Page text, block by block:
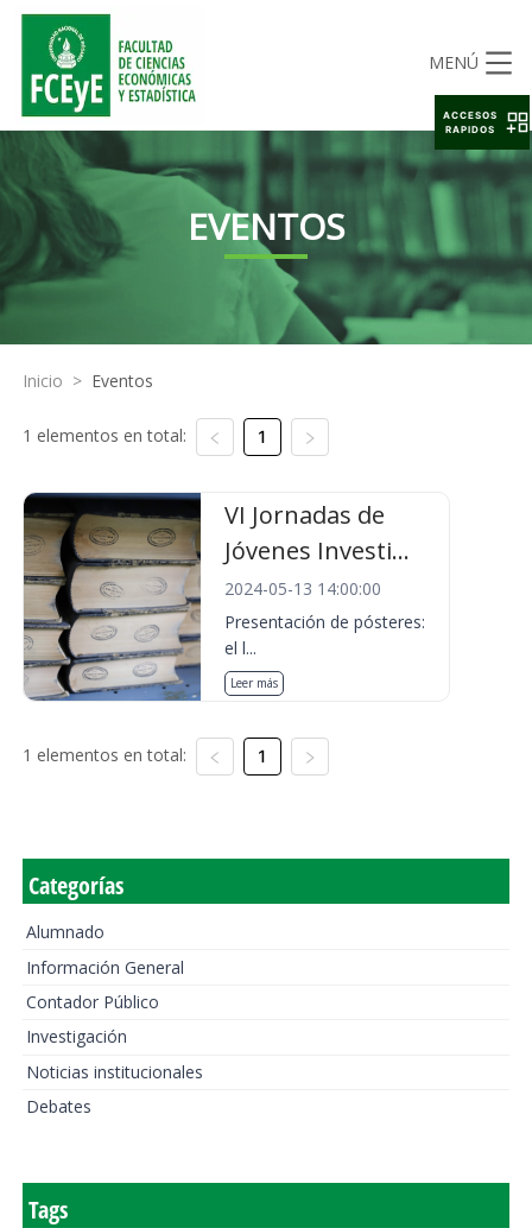
MENÚ
EVENTOS
Inicio > Eventos
1 elementos en total: 1
VI Jornadas de
Jóvenes Investi...
2024-05-13 14:00:00
Presentación de pósteres:
el l...
Leer más
1 elementos en total: 1
Categorías
Alumnado
Información General
Contador Público
Investigación
Noticias institucionales
Debates
Tags
ACCESOS
RAPIDOS